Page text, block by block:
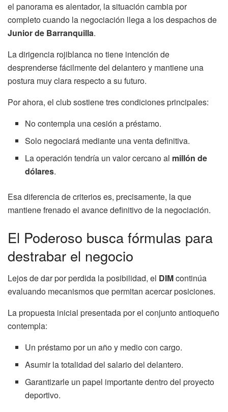
el panorama es alentador, la situación cambia por
completo cuando la negociación llega a los despachos de
Junior de Barranquilla.
La dirigencia rojiblanca no tiene intención de
desprenderse fácilmente del delantero y mantiene una
postura muy clara respecto a su futuro.
Por ahora, el club sostiene tres condiciones principales:
No contempla una cesión a préstamo.
Solo negociará mediante una venta definitiva.
La operación tendría un valor cercano al millón de
dólares.
Esa diferencia de criterios es, precisamente, la que
mantiene frenado el avance definitivo de la negociación.
El Poderoso busca fórmulas para
destrabar el negocio
Lejos de dar por perdida la posibilidad, el DIMcontinúa
evaluando mecanismos que permitan acercar posiciones.
La propuesta inicial presentada por el conjunto antioqueño
contempla:
Un préstamo por un año y medio con cargo.
Asumir la totalidad del salario del delantero.
Garantizarle un papel importante dentro del proyecto
deportivo.